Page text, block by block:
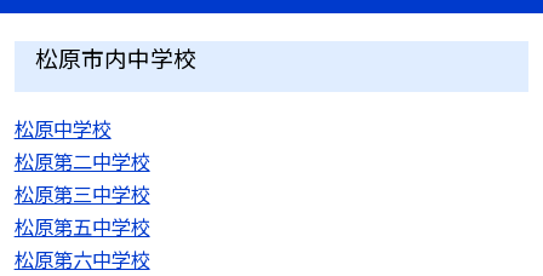
松原市内中学校
松原中学校
松原第二中学校
松原第三中学校
松原第五中学校
松原第六中学校